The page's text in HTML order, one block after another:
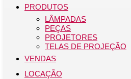
PRODUTOS
LÂMPADAS
PEÇAS
PROJETORES
TELAS DE PROJEÇÃO
VENDAS
LOCAÇÃO